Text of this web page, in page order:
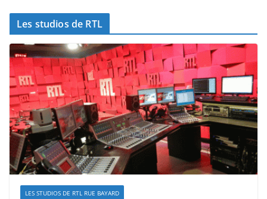
Les studios de RTL
LES STUDIOS DE RTL RUE BAYARD